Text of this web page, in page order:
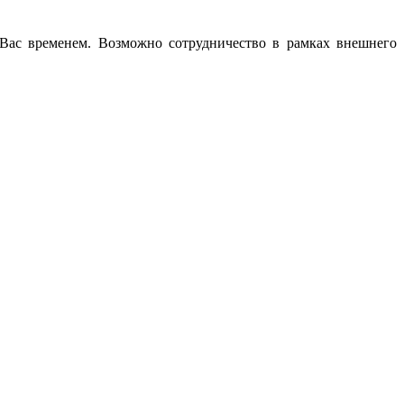
временем. Возможно сотрудничество в рамках внешнего